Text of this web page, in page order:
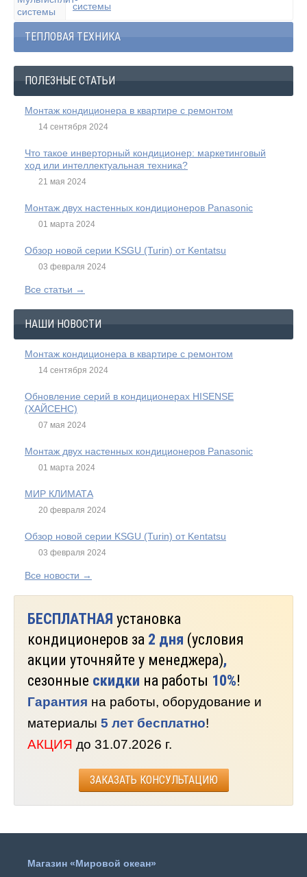
системы
ТЕПЛОВАЯ ТЕХНИКА
ПОЛЕЗНЫЕ СТАТЬИ
Монтаж кондиционера в квартире с ремонтом
14 сентября 2024
Что такое инверторный кондиционер: маркетинговый
ход или интеллектуальная техника?
21 мая 2024
Монтаж двух настенных кондиционеров Panasonic
01 марта 2024
Обзор новой серии KSGU (Turin) от Kentatsu
03 февраля 2024
Все статьи →
НАШИ НОВОСТИ
Монтаж кондиционера в квартире с ремонтом
14 сентября 2024
Обновление серий в кондиционерах HISENSE
(ХАЙСЕНС)
07 мая 2024
Монтаж двух настенных кондиционеров Panasonic
01 марта 2024
МИР КЛИМАТА
20 февраля 2024
Обзор новой серии KSGU (Turin) от Kentatsu
03 февраля 2024
Все новости →
БЕСПЛАТНАЯ установка
кондиционеров за 2 дня (условия
акции уточняйте у менеджера),
сезонные скидки на работы 10%!
Гарантия на работы, оборудование и
материалы 5 лет бесплатно!
АКЦИЯ до 31.07.2026 г.
ЗАКАЗАТЬ КОНСУЛЬТАЦИЮ
Магазин «Мировой океан»